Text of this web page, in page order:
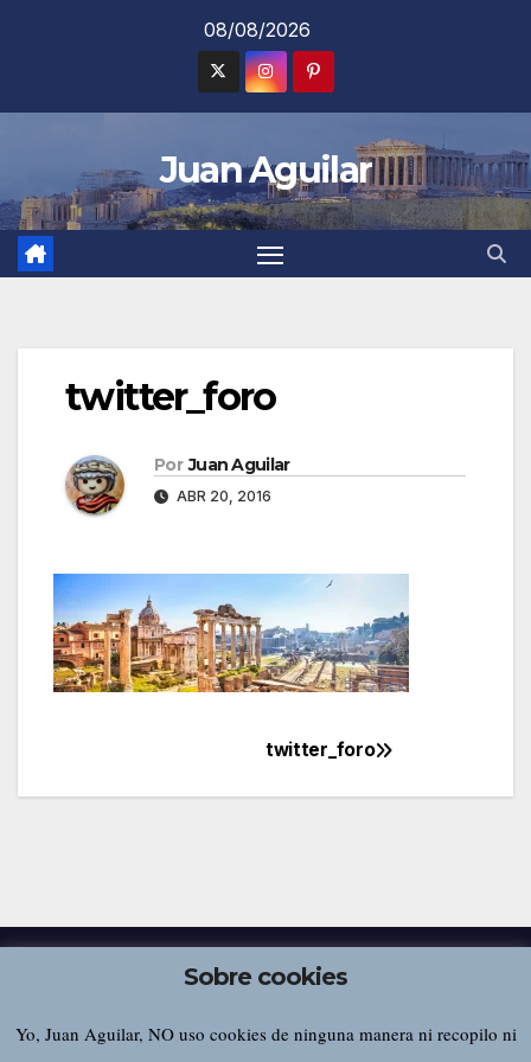
08/08/2026
Juan Aguilar
twitter_foro
Por Juan Aguilar
ABR 20, 2016
Navegación
de
twitter_foro
Juan Aguilar
Sobre cookies
Yo, Juan Aguilar, NO uso cookies de ninguna manera ni recopilo ni